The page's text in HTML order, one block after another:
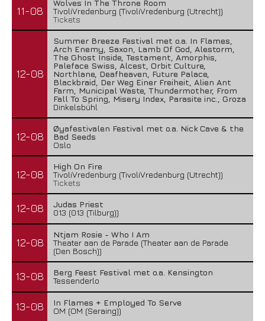
11-08
Wolves In The Throne Room
TivoliVredenburg (TivoliVredenburg (Utrecht))
Tickets
12-08
Summer Breeze Festival met o.a. In Flames,
Arch Enemy, Saxon, Lamb Of God, Alestorm,
The Ghost Inside, Testament, Amorphis,
Paleface Swiss, Alcest, Orbit Culture,
Northlane, Deafheaven, Future Palace,
Blackbraid, Der Weg Einer Freiheit, Alien Ant
Farm, Municipal Waste, Thundermother, From
Fall To Spring, Misery Index, Parasite inc., Groza
Dinkelsbühl
12-08
Øyafestivalen Festival met o.a. Nick Cave & the
Bad Seeds
Oslo
12-08
High On Fire
TivoliVredenburg (TivoliVredenburg (Utrecht))
Tickets
12-08
Judas Priest
013 (013 (Tilburg))
12-08
Ntjam Rosie - Who I Am
Theater aan de Parade (Theater aan de Parade
(Den Bosch))
13-08
Berg Feest Festival met o.a. Kensington
Tessenderlo
13-08
In Flames + Employed To Serve
OM (OM (Seraing))